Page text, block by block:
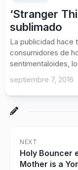
‘Stranger
sublimado
La publicidad hace
consumidores de
sentimentaloides,
septiembre 7, 2016
NEXT
Holy Bouncer
Mother is a